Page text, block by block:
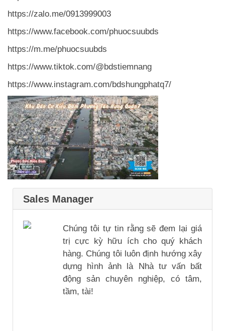
https://zalo.me/0913999003
https://www.facebook.com/phuocsuubds
https://m.me/phuocsuubds
https://www.tiktok.com/@bdstiemnang
https://www.instagram.com/bdshungphatq7/
Sales Manager
Chúng tôi tự tin rằng sẽ đem lại giá
trị cực kỳ hữu ích cho quý khách
hàng. Chúng tôi luôn định hướng xây
dựng hình ảnh là Nhà tư vấn bất
động sản chuyên nghiệp, có tâm,
tầm, tài!